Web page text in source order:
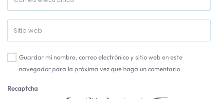
Guardar mi nombre, correo electrónico y sitio web en este
navegador para la próxima vez que haga un comentario.
Recaptcha